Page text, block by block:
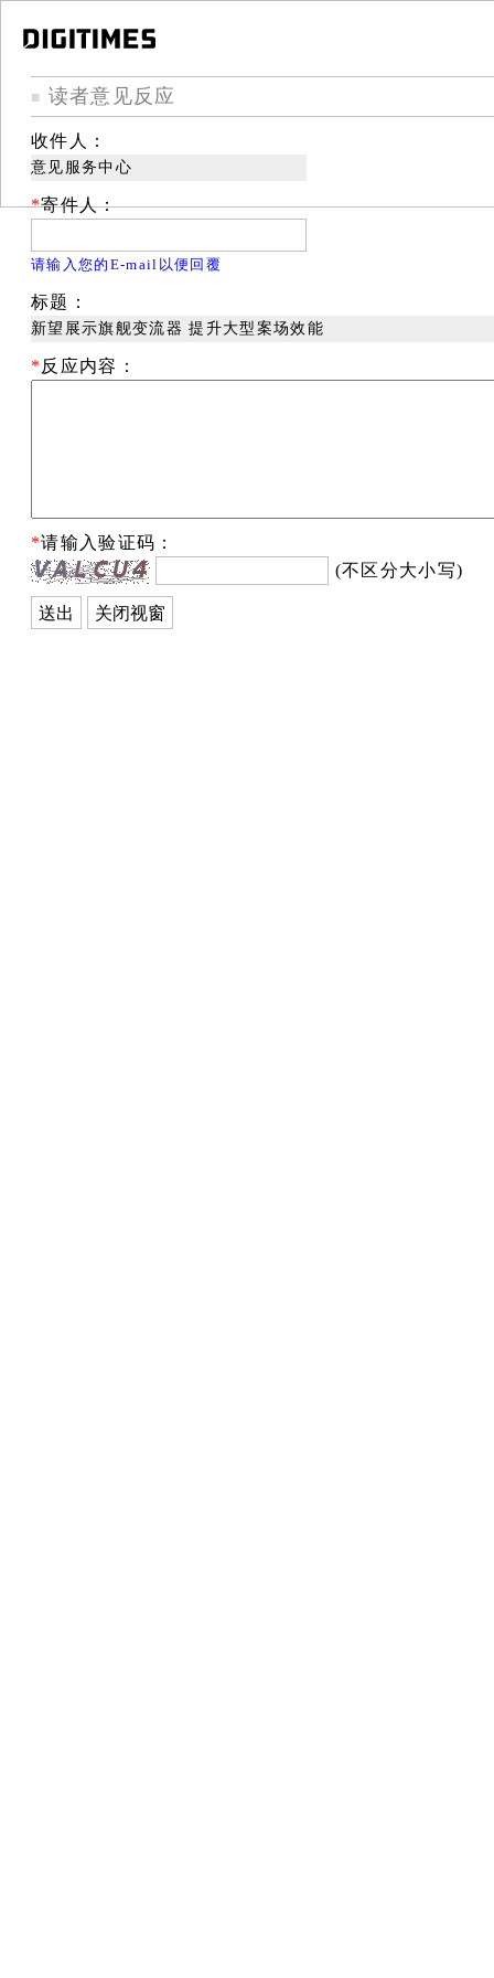
■ 读者意见反应
收件人：
意见服务中心
*寄件人：
请输入您的E-mail以便回覆
标题：
新望展示旗舰变流器 提升大型案场效能
* 反应内容：
*请输入验证码：
(不区分大小写)